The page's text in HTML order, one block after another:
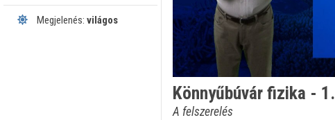
Megjelenés: világos
Könnyűbúvár fizika - 1.
A felszerelés